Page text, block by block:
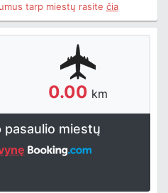
tarp miestų rasite čia
0.00 km
miestų